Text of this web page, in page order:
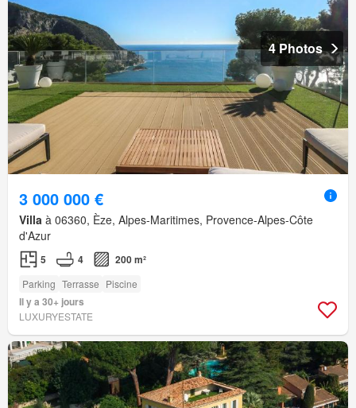
4 Photos
3 000 000 €
Villa à 06360, Èze, Alpes-Maritimes, Provence-Alpes-Côte
d'Azur
5 4 200 m²
Parking Terrasse Piscine
Il y a 30+ jours
LUXURYESTATE